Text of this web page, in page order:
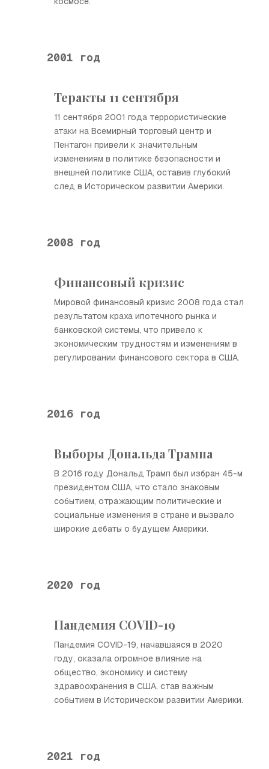
2001 год
Теракты 11 сентября
11 сентября 2001 года террористические
атаки на Всемирный торговый центр и
Пентагон привели к значительным
изменениям в политике безопасности и
внешней политике США, оставив глубокий
след в Историческом развитии Америки.
2008 год
Финансовый кризис
Мировой финансовый кризис 2008 года стал
результатом краха ипотечного рынка и
банковской системы, что привело к
экономическим трудностям и изменениям в
регулировании финансового сектора в США.
2016 год
Выборы Дональда Трампа
В 2016 году Дональд Трамп был избран 45-м
президентом США, что стало знаковым
событием, отражающим политические и
социальные изменения в стране и вызвало
широкие дебаты о будущем Америки.
2020 год
Пандемия COVID-19
Пандемия COVID-19, начавшаяся в 2020
году, оказала огромное влияние на
общество, экономику и систему
здравоохранения в США, став важным
событием в Историческом развитии Америки.
2021 год